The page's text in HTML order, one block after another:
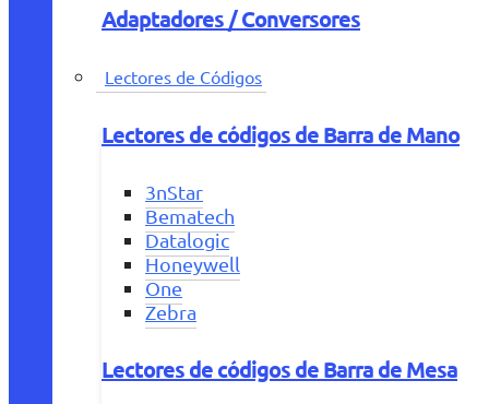
Adaptadores / Conversores
Lectores de Códigos
Lectores de códigos de Barra de Mano
3nStar
Bematech
Datalogic
Honeywell
One
Zebra
Lectores de códigos de Barra de Mesa